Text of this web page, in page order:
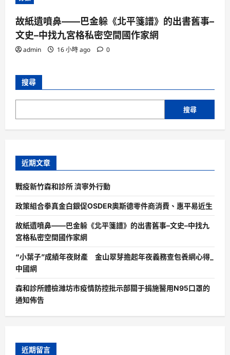
故紙遺噴鼻——巴金躲《北平箋譜》的出書舊事–
文史–中找九宮格私密空間國作家網
admin 16 小時 ago 0
搜尋
搜尋
近期文章
戰疫新竹森和診所 濟寧外行動
政策組合拳真金白銀促OSDER奧斯德零件商消費、惠平易近生
故紙遺噴鼻——巴金躲《北平箋譜》的出書舊事–文史–中找九
宮格私密空間國作家網
“小葉子”成績年夜財產 金山翠芽擔起年夜義務查包養網心得_
中國網
森和診所體檢濰坊市疫情防控批示部關于捐施醫用N95口罩的
通知佈告
近期留言